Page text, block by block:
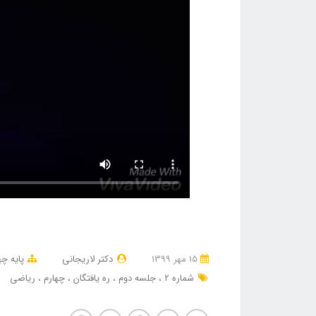
دکتر لاریجانی
پایه
شماره 2
جلسه دوم ره یافتگان چهارم ریاضی